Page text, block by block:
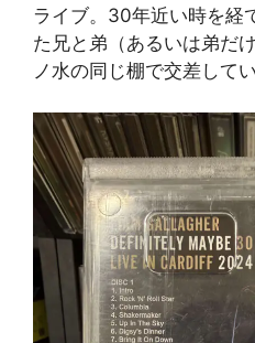
ライブ。30年近い時を経
た兄と弟（あるいは弟だ
ノ水の同じ棚で交差して